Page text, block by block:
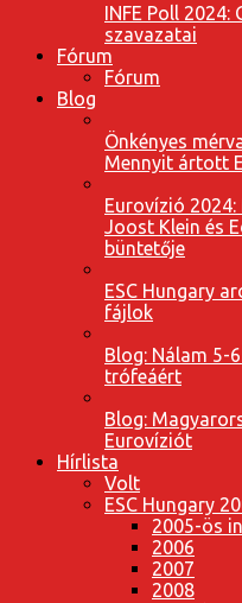
INFE Poll 2024:
szavazatai
Fórum
Fórum
Blog
Önkényes
Mennyit ártott
Eurovízió
Joost Klein és
büntetője
ESC Hungary
fájlok
Blog: Nálam 5-
trófeáért
Blog:
Eurovíziót
Hírlista
Volt
ESC Hungary
2005-ös
2006
2007
2008